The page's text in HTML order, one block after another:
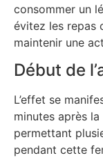
consommer un
évitez les repas
maintenir une
Début de
L’effet se
minutes après la
permettant
pendant cette